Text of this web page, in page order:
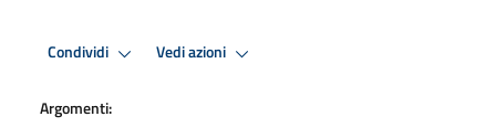
Condividi Vedi azioni
Argomenti: